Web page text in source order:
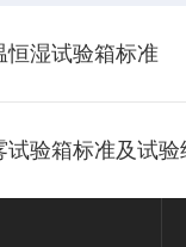
恒湿试验箱标准
试验箱标准及试验